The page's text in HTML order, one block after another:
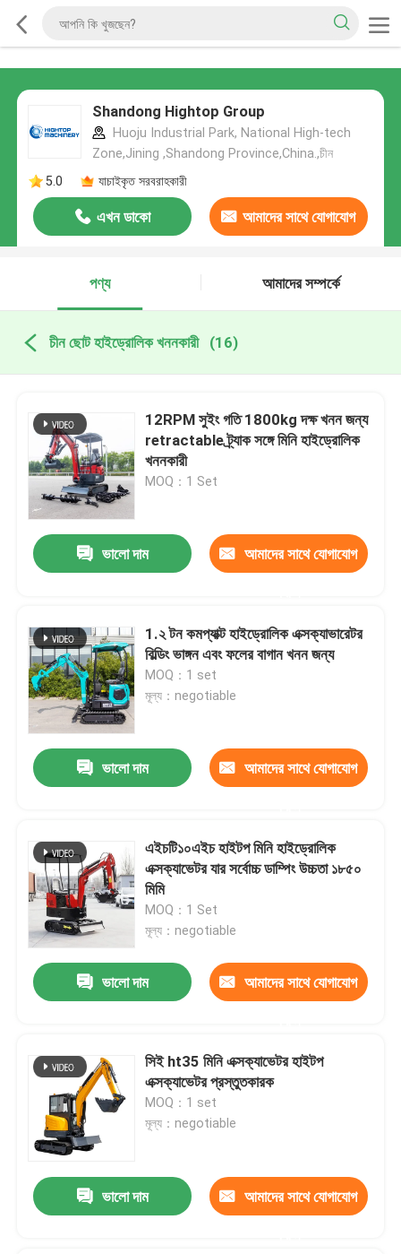
Shandong Hightop Group
Huoju Industrial Park, National High-tech
Zone,Jining ,Shandong Province,China.,চীন
5.0
যাচাইকৃত সরবরাহকারী
এখন ডাকো আমাদের সাথে যোগাযোগ
পণ্য
আমাদের সম্পর্কে
চীন ছোট হাইড্রোলিক খননকারী (16)
12RPM সুইং গতি 1800kg দক্ষ খনন জন্য
retractable ট্র্যাক সঙ্গে মিনি হাইড্রোলিক
খননকারী
MOQ：1 Set
ভালো দাম আমাদের সাথে যোগাযোগ
1.২ টন কমপ্যাক্ট হাইড্রোলিক এক্সক্যাভারেটর
বিল্ডিং ভাঙ্গন এবং ফলের বাগান খনন জন্য
MOQ：1 set
মূল্য：negotiable
ভালো দাম আমাদের সাথে যোগাযোগ
এইচটি১০এইচ হাইটপ মিনি হাইড্রোলিক
এক্সক্যাভেটর যার সর্বোচ্চ ডাম্পিং উচ্চতা ১৮৫০
মিমি
MOQ：1 Set
মূল্য：negotiable
ভালো দাম আমাদের সাথে যোগাযোগ
সিই ht35 মিনি এক্সক্যাভেটর হাইটপ
এক্সক্যাভেটর প্রস্তুতকারক
MOQ：1 set
মূল্য：negotiable
ভালো দাম আমাদের সাথে যোগাযোগ